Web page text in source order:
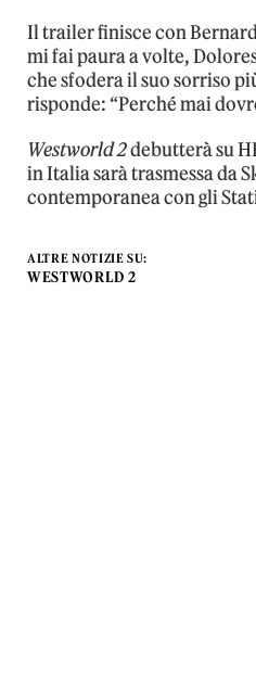
Il trailer finisce con
mi fai paura a volte,
che sfodera il suo sorriso
risponde: “Perché mai
Westworld 2debutterà su
in Italia sarà trasmessa da
contemporanea con gli
ALTRE NOTIZIE SU:
WESTWORLD 2